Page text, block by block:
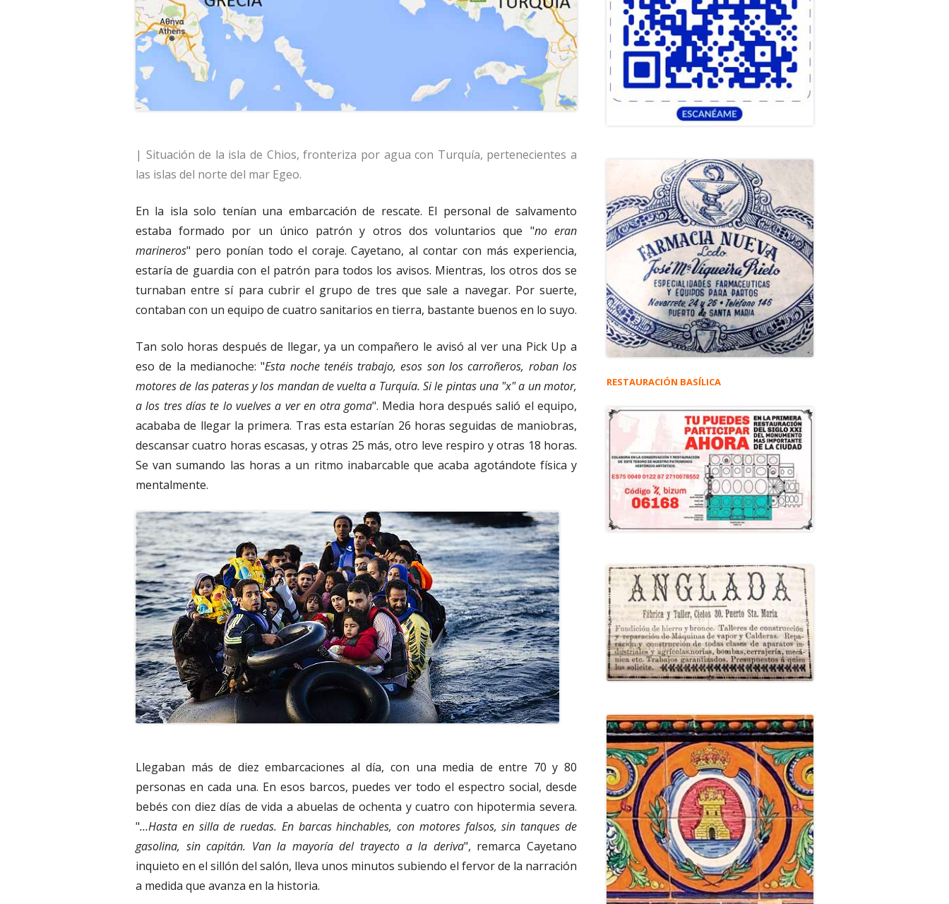
| Situación de la isla de Chios, fronteriza por agua con Turquía, pertenecientes a
las islas del norte del mar Egeo.
En la isla solo tenían una embarcación de rescate. El personal de salvamento
estaba formado por un único patrón y otros dos voluntarios que "no eran
marineros" pero ponían todo el coraje. Cayetano, al contar con más experiencia,
estaría de guardia con el patrón para todos los avisos. Mientras, los otros dos se
turnaban entre sí para cubrir el grupo de tres que sale a navegar. Por suerte,
contaban con un equipo de cuatro sanitarios en tierra, bastante buenos en lo suyo.
Tan solo horas después de llegar, ya un compañero le avisó al ver una Pick Up a
eso de la medianoche: "Esta noche tenéis trabajo, esos son los carroñeros, roban los
motores de las pateras y los mandan de vuelta a Turquía. Si le pintas una "x" a un motor,
a los tres días te lo vuelves a ver en otra goma". Media hora después salió el equipo,
acababa de llegar la primera. Tras esta estarían 26 horas seguidas de maniobras,
descansar cuatro horas escasas, y otras 25 más, otro leve respiro y otras 18 horas.
Se van sumando las horas a un ritmo inabarcable que acaba agotándote física y
mentalmente.
Llegaban más de diez embarcaciones al día, con una media de entre 70 y 80
personas en cada una. En esos barcos, puedes ver todo el espectro social, desde
bebés con diez días de vida a abuelas de ochenta y cuatro con hipotermia severa.
"…Hasta en silla de ruedas. En barcas hinchables, con motores falsos, sin tanques de
gasolina, sin capitán. Van la mayoría del trayecto a la deriva", remarca Cayetano
inquieto en el sillón del salón, lleva unos minutos subiendo el fervor de la narración
a medida que avanza en la historia.
RESTAURACIÓN BASÍLICA